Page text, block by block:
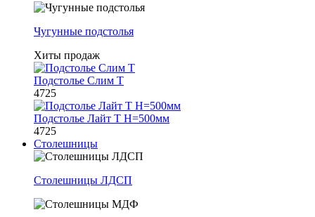
Чугунные подстолья
Хиты продаж
Подстолье Слим Т
4725
Подстолье Лайт Т H=500мм
4725
Столешницы
Столешницы ЛДСП